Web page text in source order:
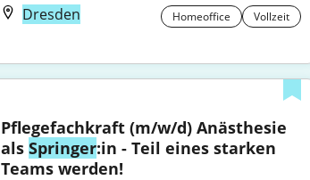
Dresden
Homeoffice Vollzeit
Pflegefachkraft (m/w/d) Anästhesie
als Springer:in - Teil eines starken
Teams werden!